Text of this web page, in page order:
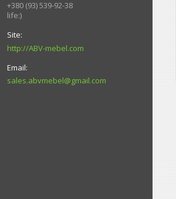
+380 (93) 539-92-38
life:)
http://ABV-mebel.com
sales.abvmebel@gmail.com